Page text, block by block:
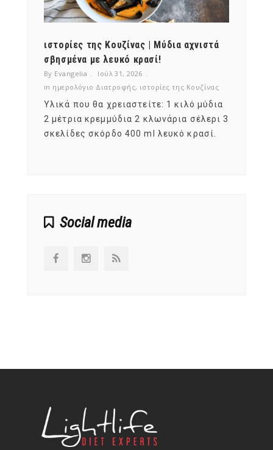
ιστορίες της Κουζίνας | Μύδια αχνιστά
σβησμένα με λευκό κρασί!
By Evangelia
Ιούλ 31, 2026
in ημερολόγιο Διατροφής, ιστορίες της Κουζίνας
Υλικά που θα χρειαστείτε: 1 κιλό μύδια
2 μέτρια κρεμμύδια 2 κλωνάρια σέλερι 3
σκελίδες σκόρδο 400 ml λευκό κρασί.
Social media